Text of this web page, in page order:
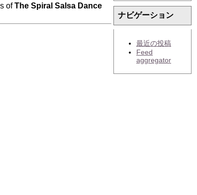
ofThe Spiral Salsa Dance
ナビゲーション
最近の投稿
Feed
aggregator